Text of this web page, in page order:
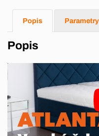
Popis Parametry
Popis